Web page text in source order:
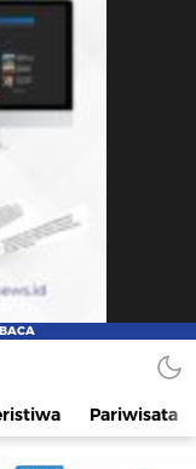
Pariwisata